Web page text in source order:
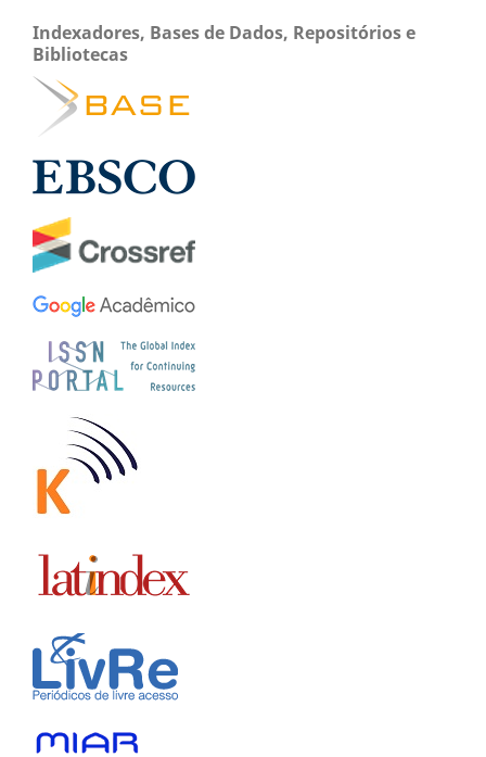
Indexadores, Bases de Dados, Repositórios e
Bibliotecas